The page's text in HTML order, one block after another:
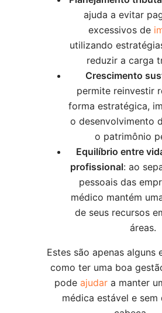
ajuda a evitar
excessivos de
utilizando
reduzir a carga
Crescimento
permite reinvestir
forma estratégica,
o desenvolvimento
o patrimônio
Equilíbrio entre
profissional: ao
pessoais das
médico mantém
de seus recursos
áreas.
Estes são apenas alguns
como ter uma boa
pode ajudara manter
médica estável e sem